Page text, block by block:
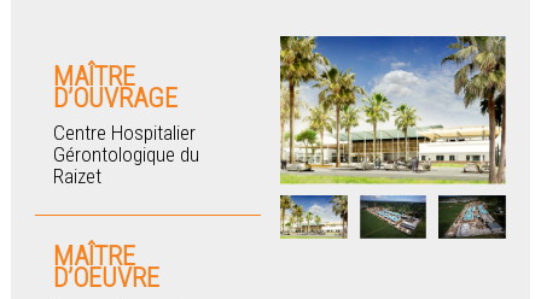
MAÎTRE
D’OUVRAGE
Centre Hospitalier
Gérontologique du
Raizet
MAÎTRE
D’OEUVRE